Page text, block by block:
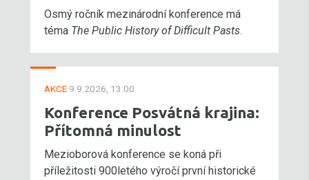
Osmý ročník mezinárodní konference má
téma The Public History of Difficult Pasts.
AKCE 9.9.2026, 13:00
Konference Posvátná krajina:
Přítomná minulost
Mezioborová konference se koná při
příležitosti 900letého výročí první historické